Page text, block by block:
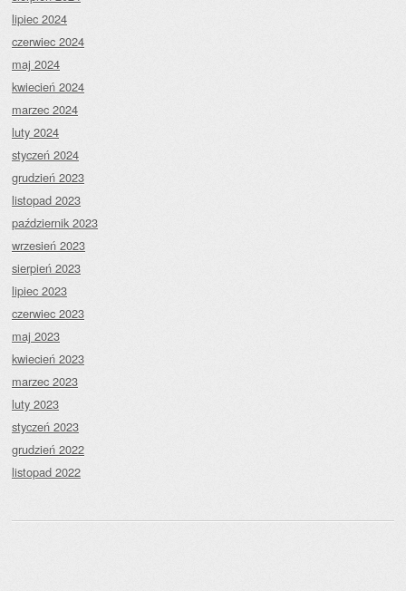
lipiec 2024
czerwiec 2024
maj 2024
kwiecień 2024
marzec 2024
luty 2024
styczeń 2024
grudzień 2023
listopad 2023
październik 2023
wrzesień 2023
sierpień 2023
lipiec 2023
czerwiec 2023
maj 2023
kwiecień 2023
marzec 2023
luty 2023
styczeń 2023
grudzień 2022
listopad 2022